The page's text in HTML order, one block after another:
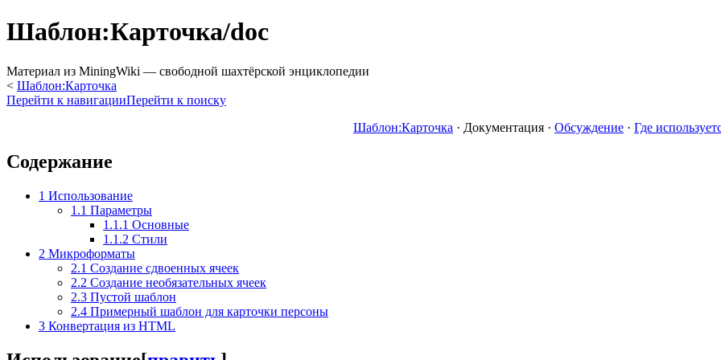
Шаблон:Карточка/doc
Материал из MiningWiki — свободной шахтёрской энциклопедии
< Шаблон:Карточка
Перейти к навигацииПерейти к поиску
Шаблон:Карточка · Документация · Обсуждение · Где
Содержание
1 Использование
1.1 Параметры
1.1.1 Основные
1.1.2 Стили
2 Микроформаты
2.1 Создание сдвоенных ячеек
2.2 Создание необязательных ячеек
2.3 Пустой шаблон
2.4 Примерный шаблон для карточки персоны
3 Конвертация из HTML